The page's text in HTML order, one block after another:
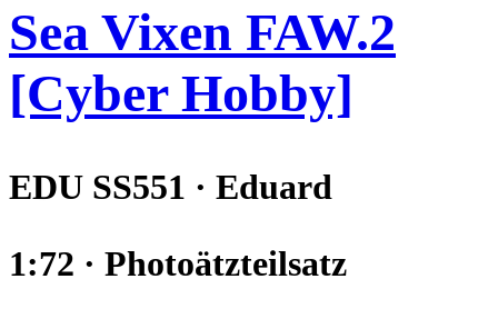
Sea Vixen FAW.2
[Cyber Hobby]
EDU SS551 · Eduard
1:72 · Photoätzteilsatz